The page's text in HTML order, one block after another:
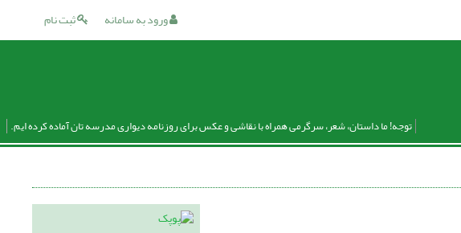
ثبت نام ورود به سامانه
توجه! ما داستان، شعر، سرگرمی همراه با نقاشی و عکس برای روزنامه دیواری مدرسه تان آماده کرده ایم.